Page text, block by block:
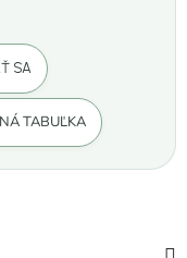
SA
TABUĽKA